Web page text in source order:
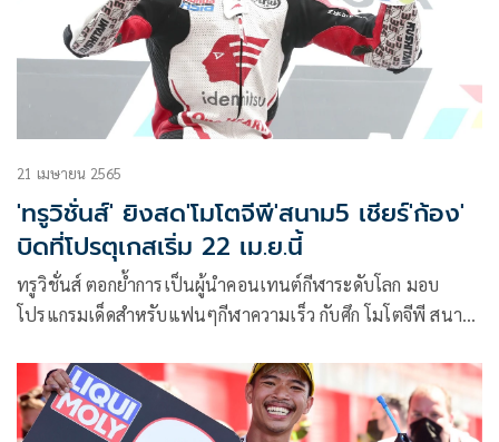
21 เมษายน 2565
'ทรูวิชั่นส์' ยิงสด'โมโตจีพี'สนาม5 เชียร์'ก้อง'
บิดที่โปรตุเกสเริ่ม 22 เม.ย.นี้
ทรูวิชั่นส์ ตอกย้ำการเป็นผู้นำคอนเทนต์กีฬาระดับโลก มอบ
โปรแกรมเด็ดสำหรับแฟนๆกีฬาความเร็ว กับศึก โมโตจีพี สนาม
สนามแรกในทวีปยุโรป 22-24 เมษายนนี้ ทางทรูวิชั่นส์ ช่อง
SPOTV (689)